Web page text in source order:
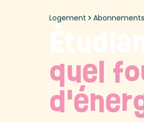
Logement Abonnements
quel